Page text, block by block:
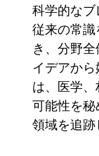
科学的なブ
従来の常
き、分野
イデアか
は、医学
可能性を
領域を追